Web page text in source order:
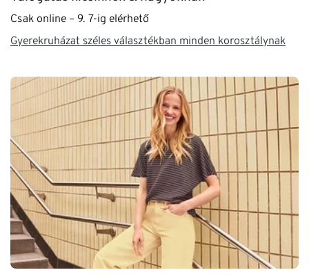
Csak online – 9. 7-ig elérhető
Gyerekruházat széles választékban minden korosztálynak